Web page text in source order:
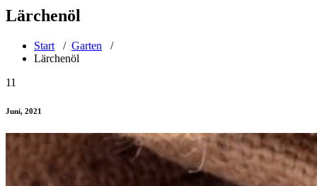
Lärchenöl
Start / Garten /
Lärchenöl
11
Juni, 2021